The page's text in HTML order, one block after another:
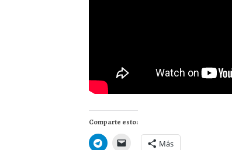
Comparte esto:
Más